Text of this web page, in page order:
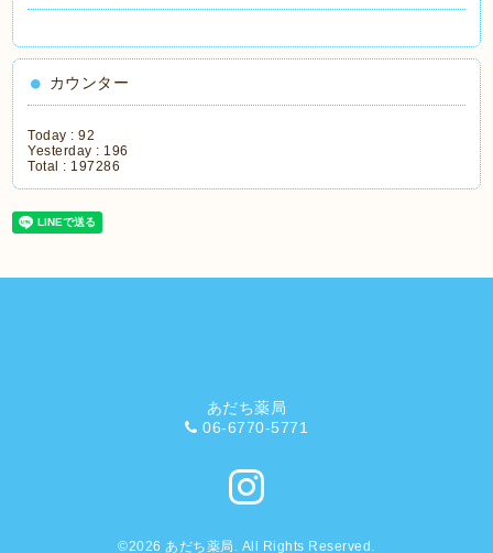
カウンター
Today :92
Yesterday : 196
Total : 197286
あだち薬局
06-6770-5771
©2026あだち薬局 . All Rights Reserved.